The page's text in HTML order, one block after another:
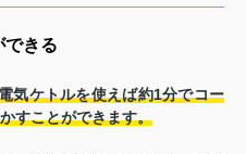
できる
気ケトルを使えば約1分でコー
すことができます。